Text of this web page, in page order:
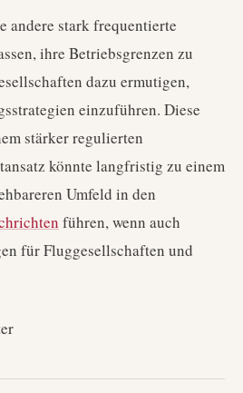
andere stark frequentierte
ihre Betriebsgrenzen zu
dazu ermutigen,
einzuführen. Diese
stärker regulierten
könnte langfristig zu einem
Umfeld in den
führen, wenn auch
für Fluggesellschaften und